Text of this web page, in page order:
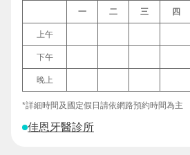
一 二 三 四
上午
下午
晚上
*詳細時間及國定假日請依網路預約時間為主
佳恩牙醫診所